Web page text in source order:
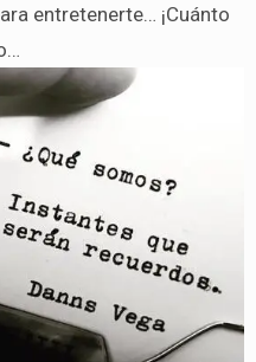
entretenerte… ¡Cuánto